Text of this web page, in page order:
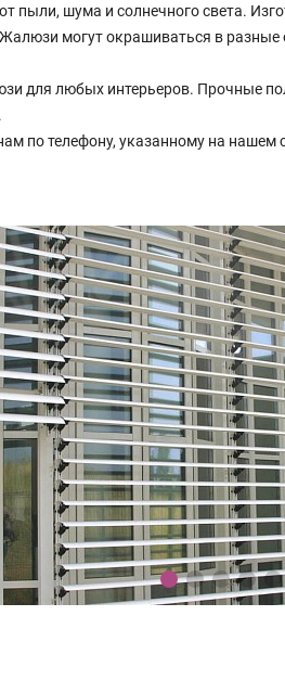
пыли, шума и солнечного света.
могут окрашиваться в разные
для любых интерьеров. Прочные
по телефону, указанному на нашем